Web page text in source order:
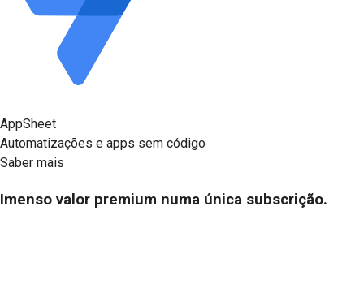
AppSheet
Automatizações e apps sem código
Saber mais
Imenso valor premium numa única subscrição.